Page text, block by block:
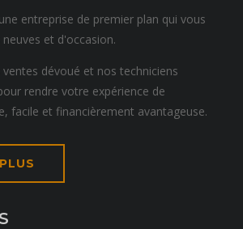
entreprise de premier plan qui vous
et d'occasion.
dévoué et nos techniciens
rendre votre expérience de
facile et financièrement avantageuse.